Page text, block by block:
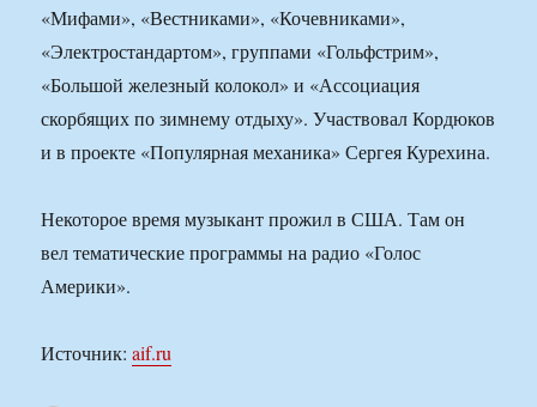
«Мифами», «Вестниками», «Кочевниками»,
«Электростандартом», группами «Гольфстрим»,
«Большой железный колокол» и «Ассоциация
скорбящих по зимнему отдыху». Участвовал Кордюков
и в проекте «Популярная механика» Сергея Курехина.
Некоторое время музыкант прожил в США. Там он
вел тематические программы на радио «Голос
Америки».
Источник:aif.ru